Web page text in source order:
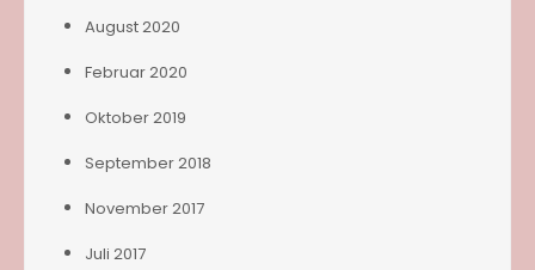
August 2020
Februar 2020
Oktober 2019
September 2018
November 2017
Juli 2017